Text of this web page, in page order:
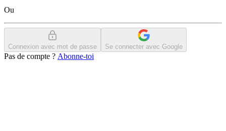
Ou
Connexion avec mot de passe Se connecter avec Google
Pas de compte ? Abonne-toi